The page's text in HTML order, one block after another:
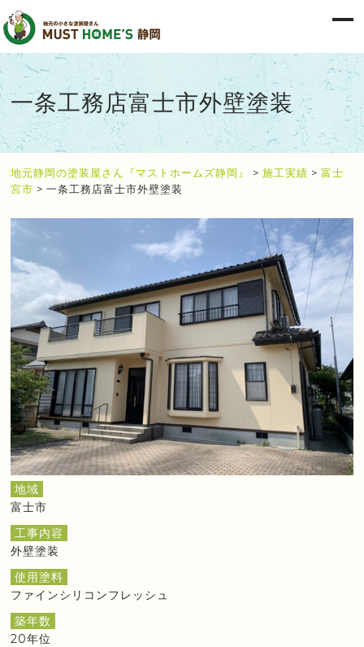
一条工務店富士市外壁塗装
地元静岡の塗装屋さん『マストホームズ静岡』 >施工実績 >富士
宮市 >一条工務店富士市外壁塗装
地域
富士市
工事内容
外壁塗装
使用塗料
ファインシリコンフレッシュ
築年数
20年位